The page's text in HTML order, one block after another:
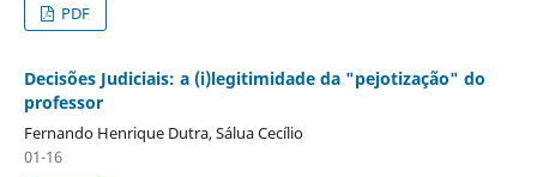
PDF
Decisões Judiciais: a (i)legitimidade da "pejotização" do
professor
Fernando Henrique Dutra, Sálua Cecílio
01-16